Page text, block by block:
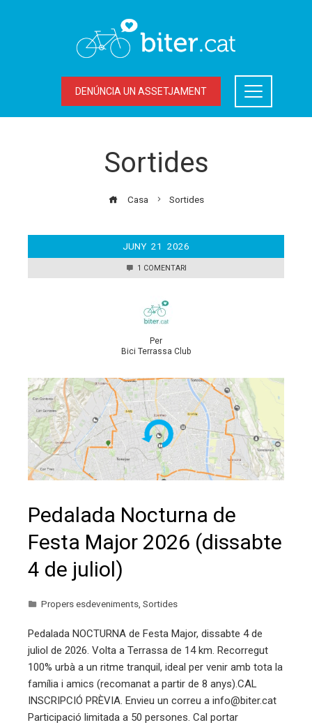
DENÚNCIA UN ASSETJAMENT
Sortides
Casa Sortides
JUNY 21 2026
1 COMENTARI
Per
Bici Terrassa Club
Pedalada Nocturna de
Festa Major 2026 (dissabte
4 de juliol)
Propers esdeveniments Sortides
Pedalada NOCTURNA de Festa Major, dissabte 4 de
juliol de 2026. Volta a Terrassa de 14 km. Recorregut
100% urbà a un ritme tranquil, ideal per venir amb tota la
família i amics (recomanat a partir de 8 anys).CAL
INSCRIPCIÓ PRÈVIA. Envieu un correu a info@biter.cat
Participació limitada a 50 persones. Cal portar